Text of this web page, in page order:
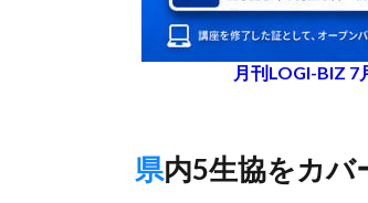
月刊LOGI-BIZ 7
県内5生協をカ